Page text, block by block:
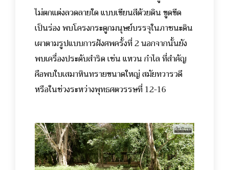
ไม่ตกแต่งลวดลายใด แบบเขียนสีด้วยดิน ขูดขีด
เป็นร่อง พบโครงกระดูกมนุษย์บรรจุในภาชนะดิน
เผาตามรูปแบบการฝังศพครั้งที่ 2 นอกจากนั้นยัง
พบเครื่องประดับสำริด เช่น แหวน กำไล ที่สำคัญ
คือพบใบเสมาหินทรายขนาดใหญ่ สมัยทวารวดี
หรือในช่วงระหว่างพุทธศตวรรษที่ 12-16